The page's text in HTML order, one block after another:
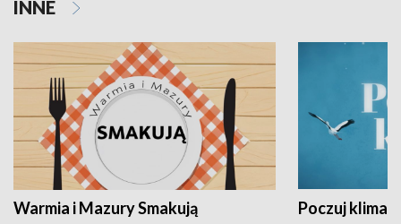
INNE
Warmia i Mazury Smakują Poczuj klimat